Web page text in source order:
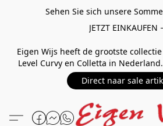
Sehen Sie sich unsere
JETZT EINKAUFEN
Eigen Wijs heeft de grootste collectie
Level Curvy en Colletta in
Direct naar sale